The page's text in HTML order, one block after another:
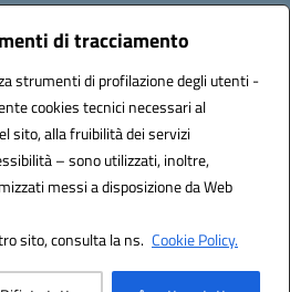
di tracciamento
strumenti di profilazione degli utenti -
cookies tecnici necessari al
sito, alla fruibilità dei servizi
– sono utilizzati, inoltre,
messi a disposizione da Web
sito, consulta la ns. Cookie Policy.
fgps210002@istruzione.it
UF7W9K
by 3D Solution S.r.l.
by Designers Italia